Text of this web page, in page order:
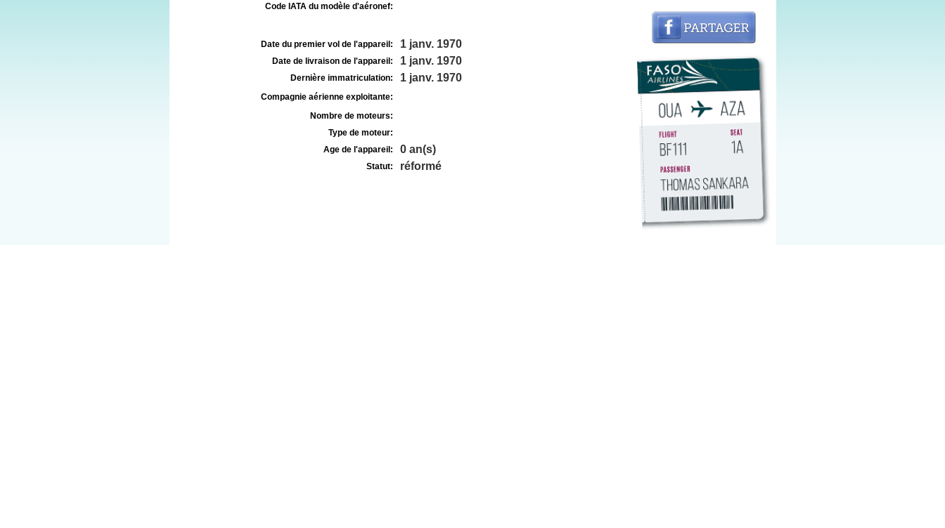
Code IATA du modèle d'aéronef:
Date du premier vol de l'appareil: 1 janv. 1970
Date de livraison de l'appareil: 1 janv. 1970
Dernière immatriculation: 1 janv. 1970
Compagnie aérienne exploitante:
Nombre de moteurs:
Type de moteur:
Age de l'appareil:
0 an(s)
Statut: réformé